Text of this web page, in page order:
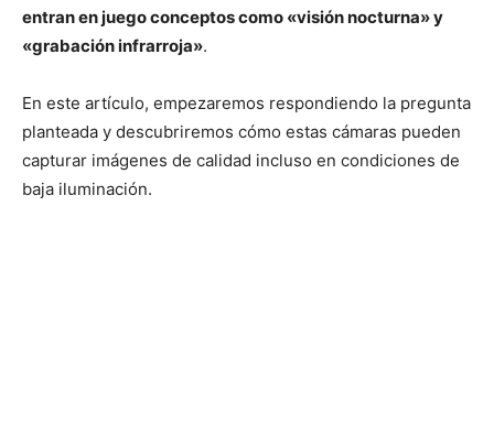
entran en juego conceptos como «visión nocturna» y
«grabación infrarroja».
En este artículo, empezaremos respondiendo la pregunta
planteada y descubriremos cómo estas cámaras pueden
capturar imágenes de calidad incluso en condiciones de
baja iluminación.